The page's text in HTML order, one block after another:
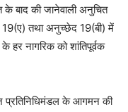
के बाद की जानेवाली अनुचित
19(ए) तथा अनुच्छेद 19(बी) में
हर नागरिक को शांतिपूर्वक
प्रतिनिधिमंडल के आगमन की